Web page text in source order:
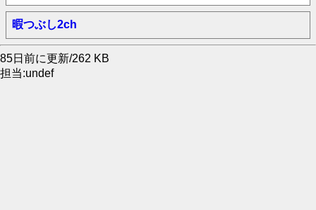
暇つぶし2ch
85日前に更新/262 KB
担当:undef